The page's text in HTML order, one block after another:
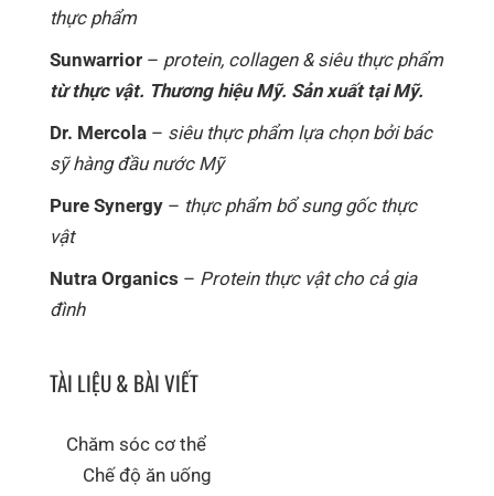
thực phẩm
Sunwarrior – protein, collagen & siêu thực phẩm
từ thực vật. Thương hiệu Mỹ. Sản xuất tại Mỹ.
Dr. Mercola – siêu thực phẩm lựa chọn bởi bác
sỹ hàng đầu nước Mỹ
Pure Synergy – thực phẩm bổ sung gốc thực
vật
Nutra Organics – Protein thực vật cho cả gia
đình
TÀI LIỆU & BÀI VIẾT
Chăm sóc cơ thể
Chế độ ăn uống